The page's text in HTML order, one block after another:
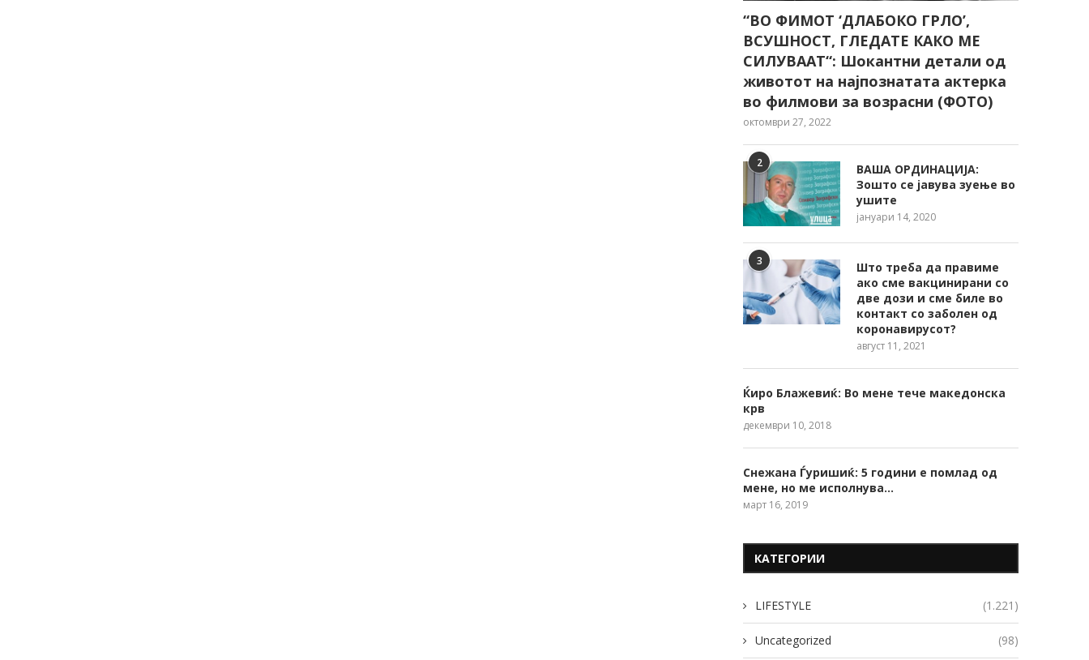
“ВО ФИМОТ ‘ДЛАБОКО ГРЛО’,
ВСУШНОСТ, ГЛЕДАТЕ КАКО МЕ
СИЛУВААТ“: Шокантни детали од
животот на најпознатата актерка
во филмови за возрасни (ФОТО)
октомври 27, 2022
2
ВАША ОРДИНАЦИЈА:
Зошто се јавува зуење во
ушите
јануари 14, 2020
3
Што треба да правиме
ако сме вакцинирани со
две дози и сме биле во
контакт со заболен од
коронавирусот?
август 11, 2021
Ќиро Блажевиќ: Во мене тече македонска
крв
декември 10, 2018
Снежана Ѓуришиќ: 5 години е помлад од
мене, но ме исполнува…
март 16, 2019
КАТЕГОРИИ
LIFESTYLE (1.221)
Uncategorized (98)